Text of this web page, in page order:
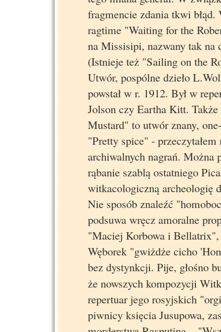
fragmencie zdania tkwi
ragtime "Waiting for the
na Missisipi, nazwany tak na
(Istnieje też "Sailing on the
Utwór, pospólne dzieło
powstał w r. 1912. Był w
Jolson czy Eartha Kitt.
Mustard" to utwór znany,
"Pretty spice" -
archiwalnych nagrań. Można
rąbanie szablą ostatniego
witkacologiczną archeologię
Nie sposób znaleźć
podsuwa wręcz amoralne
"Maciej Korbowa i Bellatrix",
Węborek "gwiżdże cicho
bez dystynkcji. Pije, głośno
że nowszych kompozycji
repertuar jego rosyjskich
piwnicy księcia Jusupowa,